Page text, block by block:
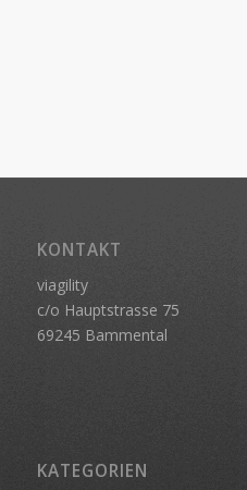
KONTAKT
viagility
c/o Hauptstrasse 75
69245 Bammental
KATEGORIEN